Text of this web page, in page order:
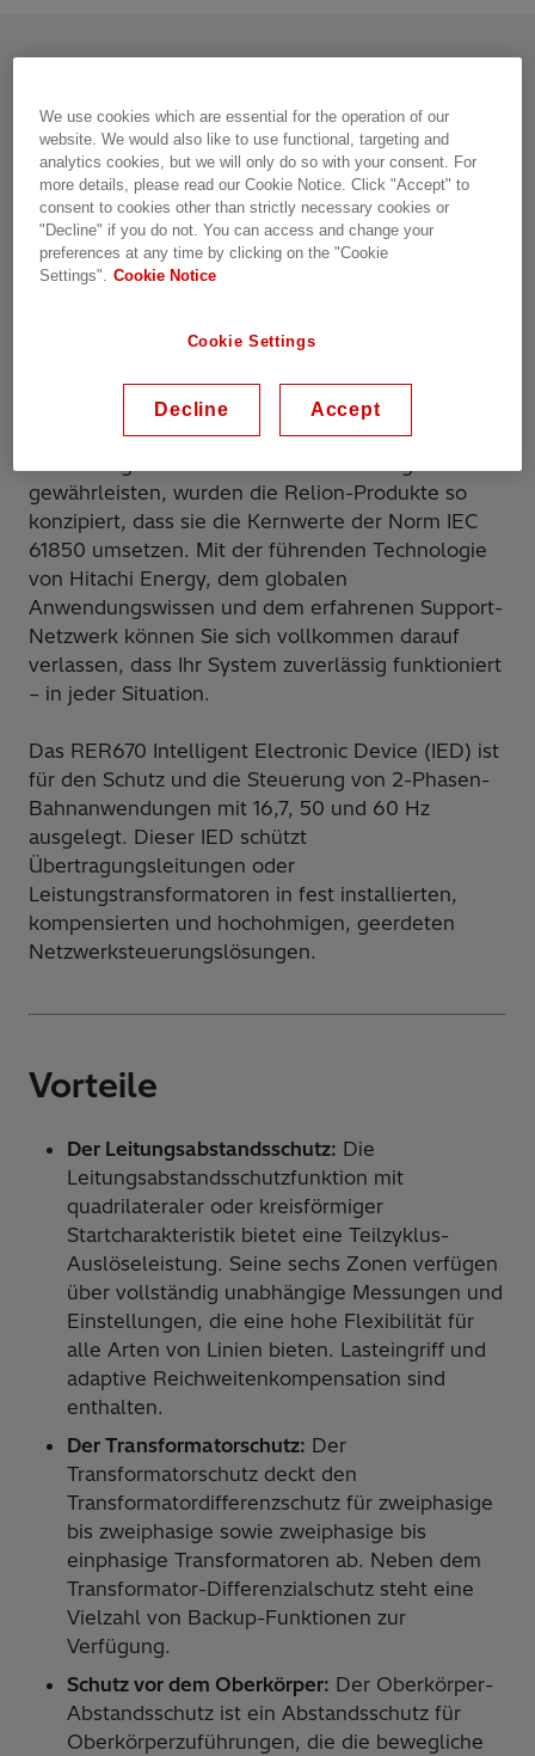
Übersicht
Eisenbahnschutz RER670 IEDs gehören zur
weltweit anerkannten und weithin geprüften
Relion Produktfamilie bietet eine breite Palette
von Produkten für den Schutz, die Steuerung, die
Messung und die Überwachung von
Stromversorgungssystemen. Um interoperable,
gewährleisten, wurden die Relion-Produkte so
konzipiert, dass sie die Kernwerte der Norm IEC
61850 umsetzen. Mit der führenden Technologie
von Hitachi Energy, dem globalen
Anwendungswissen und dem erfahrenen Support-
Netzwerk können Sie sich vollkommen darauf
verlassen, dass Ihr System zuverlässig funktioniert
– in jeder Situation.
Das RER670 Intelligent Electronic Device (IED) ist
für den Schutz und die Steuerung von 2-Phasen-
Bahnanwendungen mit 16,7, 50 und 60 Hz
ausgelegt. Dieser IED schützt
Übertragungsleitungen oder
Leistungstransformatoren in fest installierten,
kompensierten und hochohmigen, geerdeten
Netzwerksteuerungslösungen.
Vorteile
Der Leitungsabstandsschutz: Die
Leitungsabstandsschutzfunktion mit
quadrilateraler oder kreisförmiger
Startcharakteristik bietet eine Teilzyklus-
Auslöseleistung. Seine sechs Zonen verfügen
über vollständig unabhängige Messungen und
Einstellungen, die eine hohe Flexibilität für
alle Arten von Linien bieten. Lasteingriff und
adaptive Reichweitenkompensation sind
enthalten.
Der Transformatorschutz: Der
Transformatorschutz deckt den
Transformatordifferenzschutz für zweiphasige
bis zweiphasige sowie zweiphasige bis
einphasige Transformatoren ab. Neben dem
Transformator-Differenzialschutz steht eine
Vielzahl von Backup-Funktionen zur
Verfügung.
Schutz vor dem Oberkörper: Der Oberkörper-
Abstandsschutz ist ein Abstandsschutz für
Oberkörperzuführungen, die die bewegliche
We use cookies which are essential for the operation of our
website. We would also like to use functional, targeting and
analytics cookies, but we will only do so with your consent. For
more details, please read our Cookie Notice. Click "Accept" to
consent to cookies other than strictly necessary cookies or
"Decline" if you do not. You can access and change your
preferences at any time by clicking on the "Cookie
Settings". Cookie Notice
Cookie Settings
Decline Accept